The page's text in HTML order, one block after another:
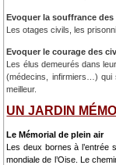
Evoquer la souffrance
Les otages civils, les
Evoquer le courage des
Les élus demeurés dans
(médecins, infirmiers…) qui
meilleur.
UN JARDIN
Le Mémorial de plein air
Les deux bornes à l’entrée
mondiale de l’Oise. Le